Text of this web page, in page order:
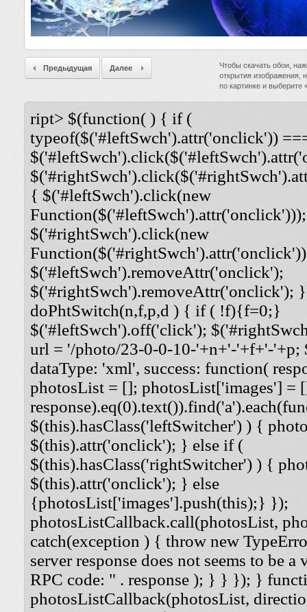
Чтобы скачать обои,
открытия изображения,
по картинке и
Предыдущая Далее
ript> $(function( ) { if (
typeof($('#leftSwch').attr('onclick'))
{ $('#leftSwch').click(new
Function($('#leftSwch').attr('onclick')));
$('#rightSwch').click(new
$('#leftSwch').removeAttr('onclick');
$('#rightSwch').removeAttr('onclick');
doPhtSwitch(n,f,p,d ) { if ( !f){f=0;}
$('#leftSwch').off('click');
url = '/photo/23-0-0-10-'+n+'-'+f+'-'+p;
dataType: 'xml', success: function(
photosList = []; photosList['images'] =
$(this).hasClass('leftSwitcher') ) {
$(this).attr('onclick'); } else if (
$(this).hasClass('rightSwitcher') ) {
$(this).attr('onclick'); } else
{photosList['images'].push(this);} });
photosListCallback.call(photosList,
catch(exception ) { throw new
server response does not seems to be
RPC code: " . response ); } } }); }
photosListCallback(photosList,